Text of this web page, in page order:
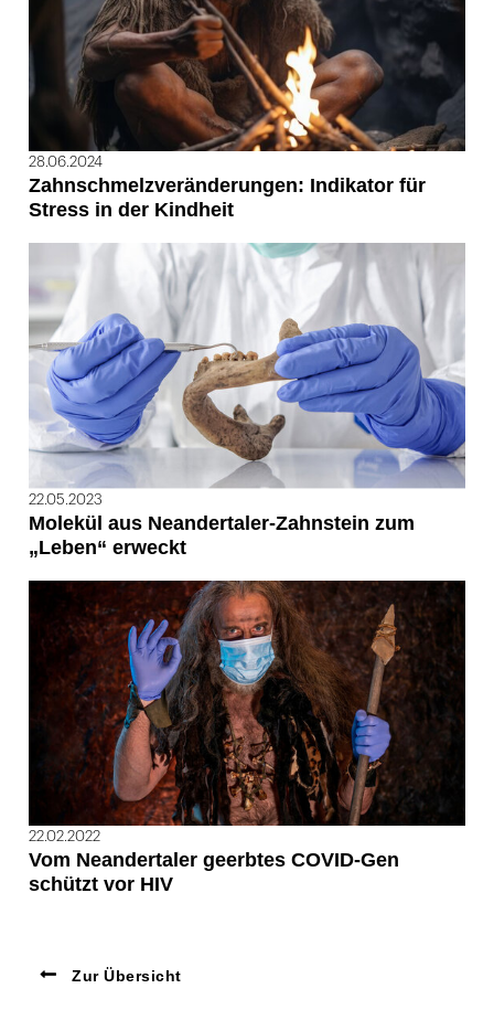
28.06.2024
Zahnschmelzveränderungen: Indikator für
Stress in der Kindheit
22.05.2023
Molekül aus Neandertaler-Zahnstein zum
„Leben“ erweckt
22.02.2022
Vom Neandertaler geerbtes COVID-Gen
schützt vor HIV
Zur Übersicht